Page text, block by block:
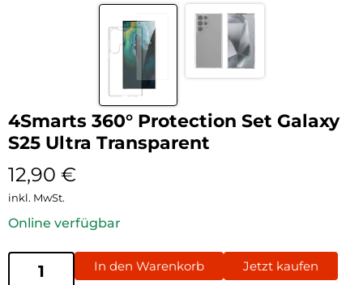
4Smarts 360° Protection Set Galaxy
S25 Ultra Transparent
12,90 €
inkl. MwSt.
Online verfügbar
In den Warenkorb Jetzt kaufen